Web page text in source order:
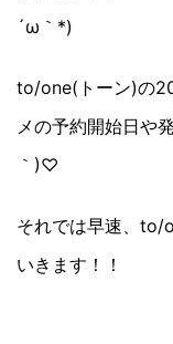
´ω｀*)
to/one(トーン)の
メの予約開始日や
｀)♡
それでは早速、to/
いきます！！